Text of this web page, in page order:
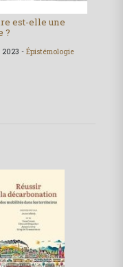
est-elle une
?
2023 - Épistémologie